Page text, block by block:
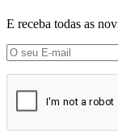
E receba todas as